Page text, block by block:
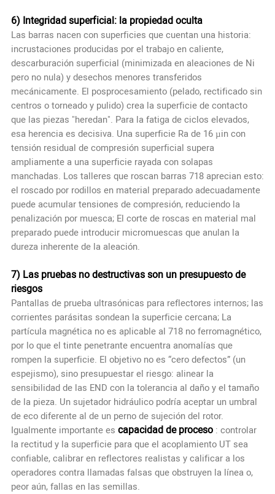
6) Integridad superficial: la propiedad oculta
Las barras nacen con superficies que cuentan una historia:
incrustaciones producidas por el trabajo en caliente,
descarburación superficial (minimizada en aleaciones de Ni
pero no nula) y desechos menores transferidos
mecánicamente. El posprocesamiento (pelado, rectificado sin
centros o torneado y pulido) crea la superficie de contacto
que las piezas "heredan". Para la fatiga de ciclos elevados,
esa herencia es decisiva. Una superficie Ra de 16 µin con
tensión residual de compresión superficial supera
ampliamente a una superficie rayada con solapas
manchadas. Los talleres que roscan barras 718 aprecian esto:
el roscado por rodillos en material preparado adecuadamente
puede acumular tensiones de compresión, reduciendo la
penalización por muesca; El corte de roscas en material mal
preparado puede introducir micromuescas que anulan la
dureza inherente de la aleación.
7) Las pruebas no destructivas son un presupuesto de
riesgos
Pantallas de prueba ultrasónicas para reflectores internos; las
corrientes parásitas sondean la superficie cercana; La
partícula magnética no es aplicable al 718 no ferromagnético,
por lo que el tinte penetrante encuentra anomalías que
rompen la superficie. El objetivo no es “cero defectos” (un
espejismo), sino presupuestar el riesgo: alinear la
sensibilidad de las END con la tolerancia al daño y el tamaño
de la pieza. Un sujetador hidráulico podría aceptar un umbral
de eco diferente al de un perno de sujeción del rotor.
Igualmente importante es capacidad de proceso : controlar
la rectitud y la superficie para que el acoplamiento UT sea
confiable, calibrar en reflectores realistas y calificar a los
operadores contra llamadas falsas que obstruyen la línea o,
peor aún, fallas en las semillas.